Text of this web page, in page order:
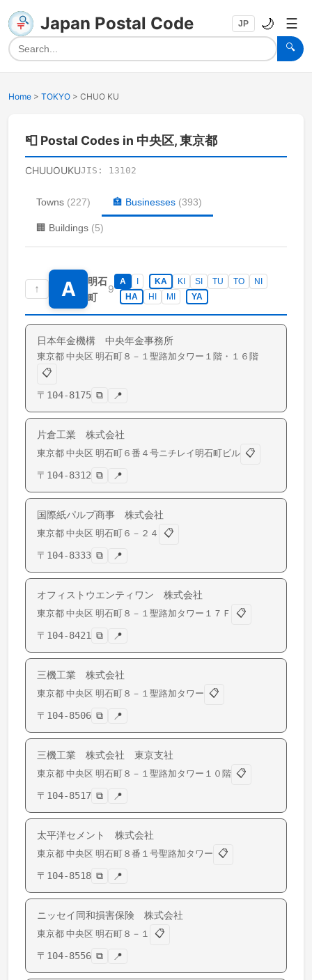
Japan Postal Code
🔍
JP 🌙 ☰
Home > TOKYO > CHUO KU
📮 Postal Codes in 中央区, 東京都
CHUUOUKUJIS: 13102
Towns (227) 🏣 Businesses (393)
🏢 Buildings (5)
↑ A
明石
町
9
A KA KI SI TU TO
NI
HA
HI MI YA
日本年金機構 中央年金事務所
東京都 中央区 明石町 ８－１聖路加タワー１階・１６階
📋
〒 104-8175 ⧉ 📍
片倉工業 株式会社
東京都 中央区 明石町 ６番４号ニチレイ明石町ビル 📋
〒 104-8312 ⧉ 📍
国際紙パルプ商事 株式会社
東京都 中央区 明石町 ６－２４
📋
〒 104-8333 ⧉ 📍
オフィストウエンティワン 株式会社
東京都 中央区 明石町 ８－１聖路加タワー１７Ｆ
📋
〒 104-8421 ⧉ 📍
三機工業 株式会社
東京都 中央区 明石町 ８－１聖路加タワー 📋
〒 104-8506 ⧉ 📍
三機工業 株式会社 東京支社
東京都 中央区 明石町 ８－１聖路加タワー１０階 📋
〒 104-8517 ⧉ 📍
太平洋セメント 株式会社
東京都 中央区 明石町 ８番１号聖路加タワー 📋
〒 104-8518 ⧉ 📍
ニッセイ同和損害保険 株式会社
東京都 中央区 明石町 ８－１
📋
〒 104-8556 ⧉ 📍